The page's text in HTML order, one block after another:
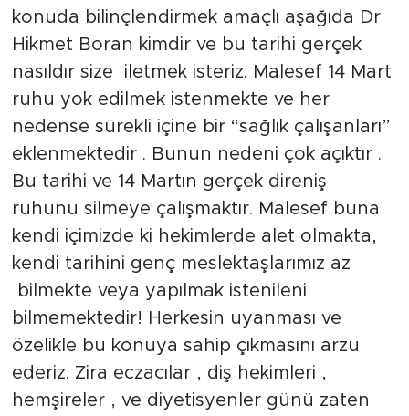
konuda bilinçlendirmek amaçlı aşağıda Dr
Hikmet Boran kimdir ve bu tarihi gerçek
nasıldır size iletmek isteriz. Malesef 14 Mart
ruhu yok edilmek istenmekte ve her
nedense sürekli içine bir “sağlık çalışanları”
eklenmektedir . Bunun nedeni çok açıktır .
Bu tarihi ve 14 Martın gerçek direniş
ruhunu silmeye çalışmaktır. Malesef buna
kendi içimizde ki hekimlerde alet olmakta,
kendi tarihini genç meslektaşlarımız az
bilmekte veya yapılmak istenileni
bilmemektedir! Herkesin uyanması ve
özelikle bu konuya sahip çıkmasını arzu
ederiz. Zira eczacılar , diş hekimleri ,
hemşireler , ve diyetisyenler günü zaten